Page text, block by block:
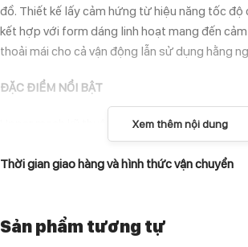
đồ. Thiết kế lấy cảm hứng từ hiệu năng tốc độ
kết hợp với form dáng linh hoạt mang đến
thoải mái cho cả vận động lẫn sử dụng hằng
ĐẶC ĐIỂM NỔI BẬT
Upper mesh kỹ thuật màu trắng thoáng khí và
Đệm Lightstrike Pro êm ái, hỗ trợ phản hồi lực
Trọng lượng nhẹ, phù hợp cả chạy bộ nhẹ và di
Logo Adidas Three Stripes tiệp tone tạo điểm
Xem thêm nội dung
Thời gian giao hàng và hình thức vận chuyển
Sản phẩm tương tự